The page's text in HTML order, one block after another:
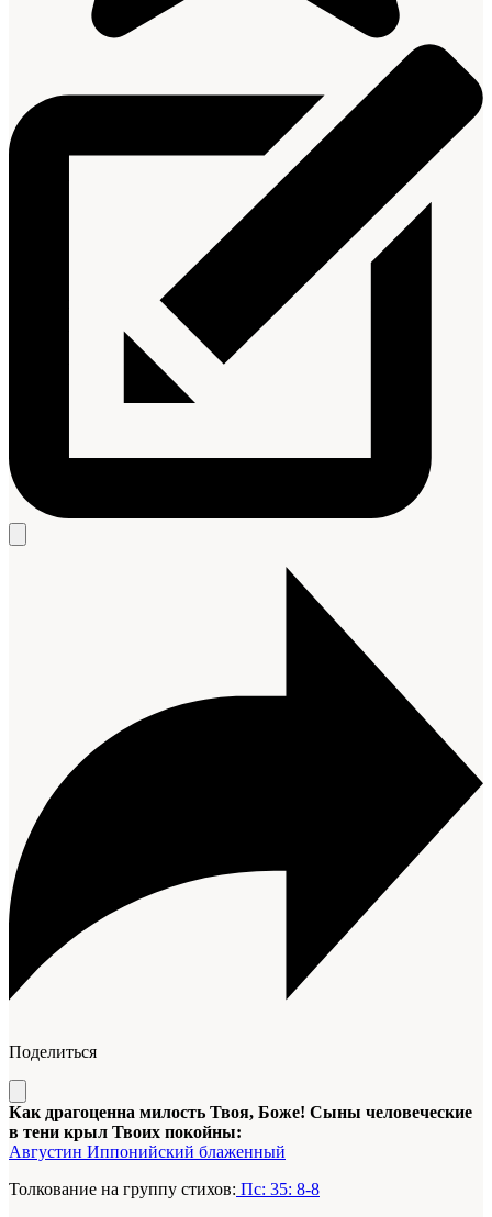
Поделиться
Как драгоценна милость Твоя, Боже! Сыны человеческие
в тени крыл Твоих покойны:
Августин Иппонийский блаженный
Толкование на группу стихов: Пс: 35: 8-8